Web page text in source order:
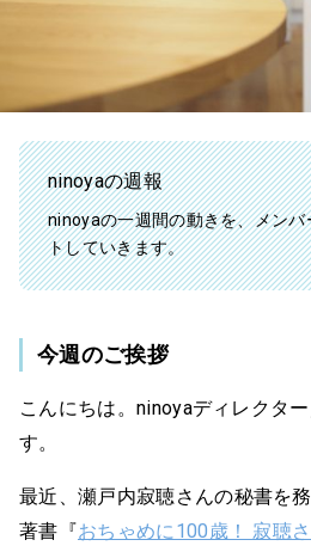
ninoyaの週報
ninoyaの一週間の動きを、メン
トしていきます。
今週のご挨拶
こんにちは。ninoyaディレクタ
す。
最近、瀬戸内寂聴さんの秘書を
著書『おちゃめに100歳！ 寂聴